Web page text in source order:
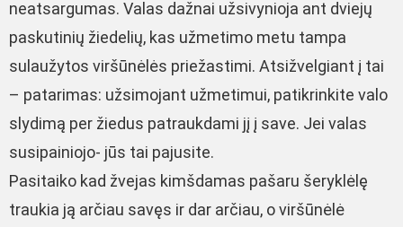
neatsargumas. Valas dažnai užsivynioja ant dviejų
paskutinių žiedelių, kas užmetimo metu tampa
sulaužytos viršūnėlės priežastimi. Atsižvelgiant į tai
– patarimas: užsimojant užmetimui, patikrinkite valo
slydimą per žiedus patraukdami jį į save. Jei valas
susipainiojo- jūs tai pajusite.
Pasitaiko kad žvejas kimšdamas pašaru šeryklėlę
traukia ją arčiau savęs ir dar arčiau, o viršūnėlė